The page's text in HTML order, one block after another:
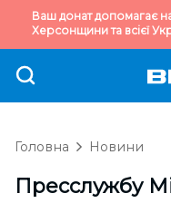
Ваш донат допомагає
Херсонщини та всієї
Головна Новини
Пресслужбу